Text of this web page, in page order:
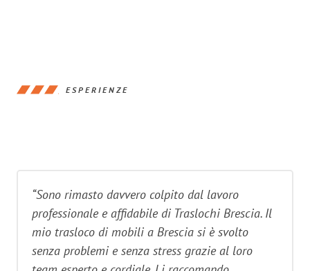
ESPERIENZE
“Sono rimasto davvero colpito dal lavoro
professionale e affidabile di Traslochi Brescia. Il
mio trasloco di mobili a Brescia si è svolto
senza problemi e senza stress grazie al loro